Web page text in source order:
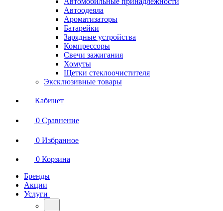
Автоодеяла
Ароматизаторы
Батарейки
Зарядные устройства
Компрессоры
Свечи зажигания
Хомуты
Щетки стеклоочистителя
Эксклюзивные товары
Кабинет
0 Сравнение
0 Избранное
0 Корзина
Бренды
Акции
Услуги